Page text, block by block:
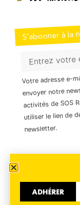
S’abonner à la
Votre adresse e-
envoyer notre
activités de SOS
utiliser le lien de
newsletter.
01 40 35 36 55
51 Avenue de
ADHÉRER